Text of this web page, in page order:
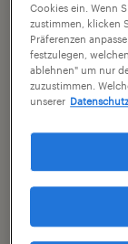
Cookies ein. Wenn
zustimmen, klicken
Präferenzen
festzulegen,
ablehnen" um nur
zuzustimmen.
unserer